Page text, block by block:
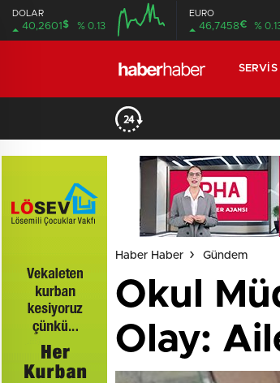
DOLAR
40,2601 $ % 0.13
EURO
46,7458€ %
SERVIS
Haber Haber Gündem
Okul
Olay: